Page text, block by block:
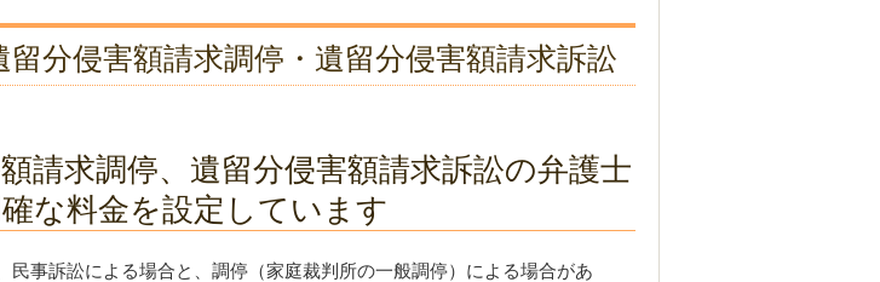
留分侵害額請求調停・遺留分侵害額請求訴訟
請求調停、遺留分侵害額請求訴訟の弁護士
な料金を設定しています
事訴訟による場合と、調停（家庭裁判所の一般調停）による場合があ